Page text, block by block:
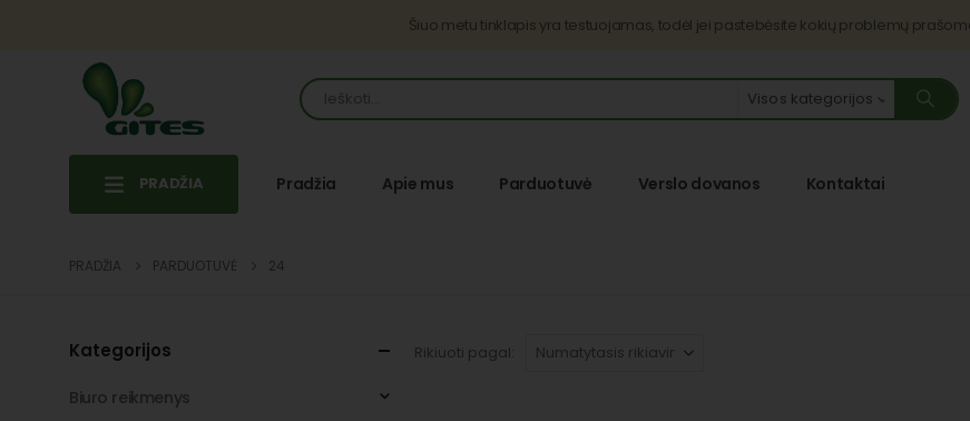
Šiuo metu tinklapis yra testuojamas, todėl jei pastebėsite kokių problemų
Visos kategorijos
PRADŽIA Pradžia Apie mus Parduotuvė Verslo dovanos Kontaktai
PRADŽIA PARDUOTUVĖ 24
Rikiuoti pagal:
Kategorijos
Biuro reikmenys